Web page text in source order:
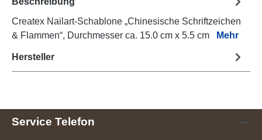
Createx Nailart-Schablone „Chinesische Schriftzeichen
& Flammen“, Durchmesser ca. 15.0 cm x 5.5 cm
Mehr
Hersteller
Service Telefon